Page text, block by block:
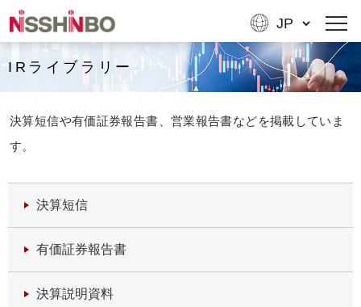
IRライブラリー
決算短信や有価証券報告書、営業報告書などを掲載していま
す。
決算短信
有価証券報告書
決算説明資料